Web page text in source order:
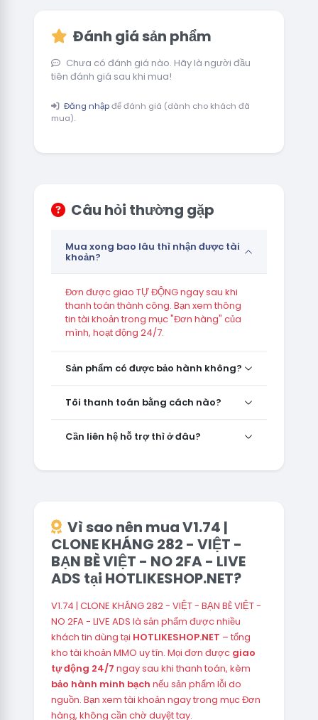
Đánh giá sản phẩm
Chưa có đánh giá nào. Hãy là người đầu
tiên đánh giá sau khi mua!
Đăng nhậpđể đánh giá (dành cho khách đã
mua).
Câu hỏi thường gặp
Mua xong bao lâu thì nhận được tài
khoản?
Đơn được giao TỰ ĐỘNG ngay sau khi
thanh toán thành công. Bạn xem thông
tin tài khoản trong mục "Đơn hàng" của
mình, hoạt động 24/7.
Sản phẩm có được bảo hành không?
Tôi thanh toán bằng cách nào?
Cần liên hệ hỗ trợ thì ở đâu?
Vì sao nên mua V1.74 |
CLONE KHÁNG 282 - VIỆT -
BẠN BÈ VIỆT - NO 2FA - LIVE
ADS tại HOTLIKESHOP.NET?
V1.74 | CLONE KHÁNG 282 - VIỆT - BẠN BÈ VIỆT -
NO 2FA - LIVE ADS là sản phẩm được nhiều
khách tin dùng tại HOTLIKESHOP.NET – tổng
kho tài khoản MMO uy tín. Mọi đơn được giao
tự động 24/7 ngay sau khi thanh toán, kèm
bảo hành minh bạch nếu sản phẩm lỗi do
nguồn. Bạn xem tài khoản ngay trong mục Đơn
hàng, không cần chờ duyệt tay.